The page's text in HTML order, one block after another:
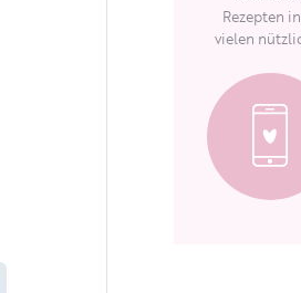
Rezepten
vielen